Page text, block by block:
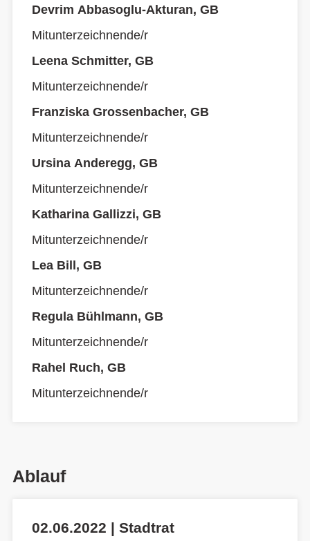
Devrim Abbasoglu-Akturan, GB
Mitunterzeichnende/r
Leena Schmitter, GB
Mitunterzeichnende/r
Franziska Grossenbacher, GB
Mitunterzeichnende/r
Ursina Anderegg, GB
Mitunterzeichnende/r
Katharina Gallizzi, GB
Mitunterzeichnende/r
Lea Bill, GB
Mitunterzeichnende/r
Regula Bühlmann, GB
Mitunterzeichnende/r
Rahel Ruch, GB
Mitunterzeichnende/r
Ablauf
02.06.2022 | Stadtrat